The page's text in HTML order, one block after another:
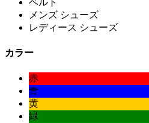
メンズ シューズ
レディース シューズ
カラー
赤
青
黄
緑